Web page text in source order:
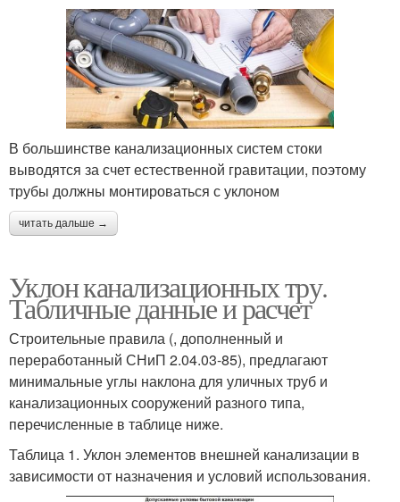
В большинстве канализационных систем стоки
выводятся за счет естественной гравитации, поэтому
трубы должны монтироваться с уклоном
читать дальше →
Уклон канализационных тру.
Табличные данные и расчет
Строительные правила (, дополненный и
переработанный СНиП 2.04.03-85), предлагают
минимальные углы наклона для уличных труб и
канализационных сооружений разного типа,
перечисленные в таблице ниже.
Таблица 1. Уклон элементов внешней канализации в
зависимости от назначения и условий использования.